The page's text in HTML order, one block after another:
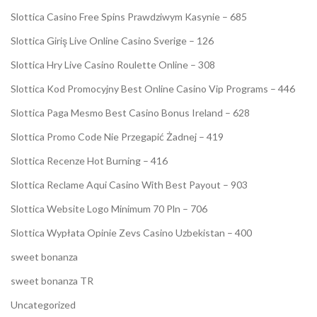
Slottica Casino Free Spins Prawdziwym Kasynie – 685
Slottica Giriş Live Online Casino Sverige – 126
Slottica Hry Live Casino Roulette Online – 308
Slottica Kod Promocyjny Best Online Casino Vip Programs – 446
Slottica Paga Mesmo Best Casino Bonus Ireland – 628
Slottica Promo Code Nie Przegapić Żadnej – 419
Slottica Recenze Hot Burning – 416
Slottica Reclame Aqui Casino With Best Payout – 903
Slottica Website Logo Minimum 70 Pln – 706
Slottica Wypłata Opinie Zevs Casino Uzbekistan – 400
sweet bonanza
sweet bonanza TR
Uncategorized